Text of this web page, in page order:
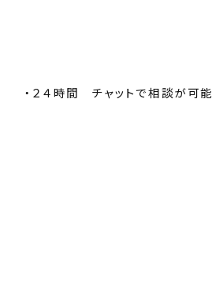
・２４時間 チャットで相談が可能